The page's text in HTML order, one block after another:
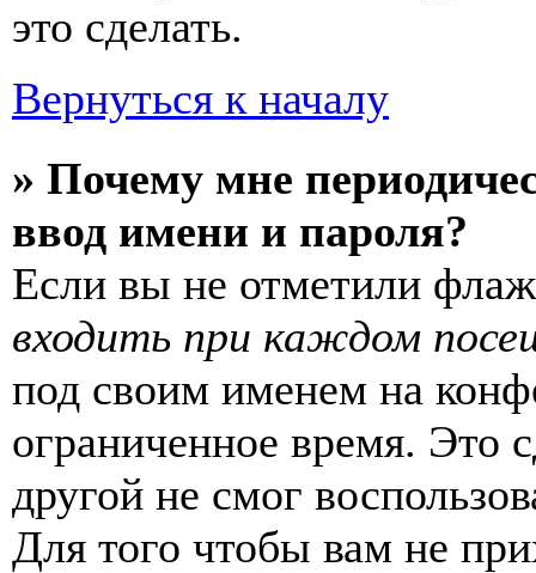
это сделать.
Вернуться к началу
» Почему мне
ввод имени и пароля?
Если вы не отметили
входить при каждом
под своим именем на
ограниченное время. Это
другой не смог
Для того чтобы вам не